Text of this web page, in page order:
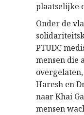
plaatselijke
Onder de
PTUDC
mensen die
Haresh en
naar Khai
mensen